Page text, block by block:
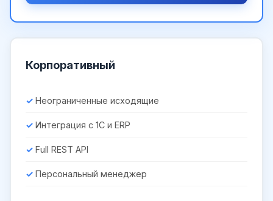
Корпоративный
Неограниченные исходящие
Интеграция с 1С и ERP
Full REST API
Персональный менеджер